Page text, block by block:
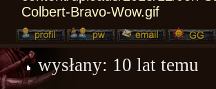
wysłany: 10 lat temu